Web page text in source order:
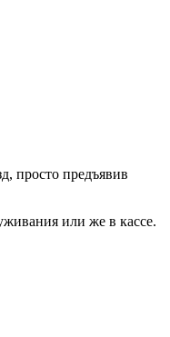
просто предъявив
или же в кассе.